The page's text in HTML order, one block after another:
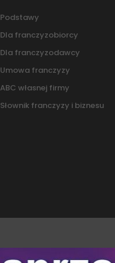
Podstawy
Dla franczyzobiorcy
Dla franczyzodawcy
Umowa franczyzy
ABC własnej firmy
Słownik franczyzy i biznesu